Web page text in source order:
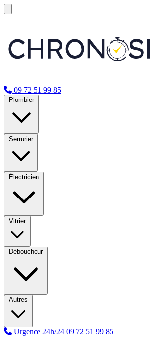
09 72 51 99 85
Plombier
Serrurier
Électricien
Vitrier
Déboucheur
Autres
Urgence 24h/24 09 72 51 99 85